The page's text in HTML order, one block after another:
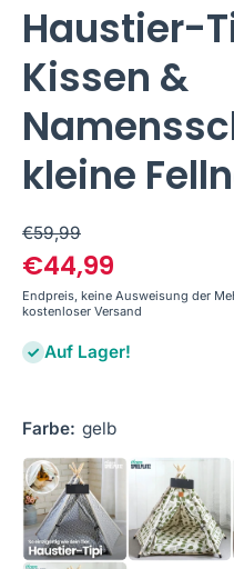
Haustier-
Kissen &
kleine
€59,99
€44,99
Endpreis, keine Ausweisung der
kostenloser Versand
Auf Lager!
Farbe: gelb